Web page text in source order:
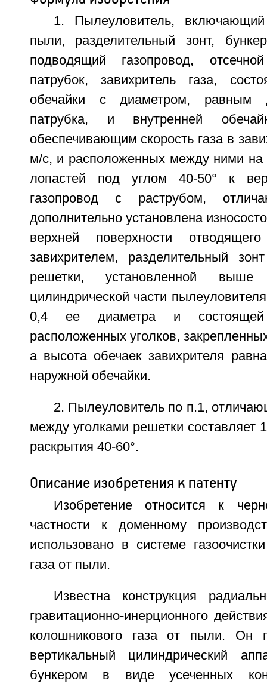
1. Пылеуловитель,
пыли, разделительный зонт,
подводящий газопровод,
патрубок, завихритель газа,
обечайки с диаметром, равным
патрубка, и внутренней
обеспечивающим скорость газа в
м/с, и расположенных между ними на
лопастей под углом 40-50° к
газопровод с раструбом,
дополнительно установлена
верхней поверхности
завихрителем, разделительный
решетки, установленной
цилиндрической части
0,4 ее диаметра и состоящей
расположенных уголков,
а высота обечаек завихрителя
наружной обечайки.
2. Пылеуловитель по п.1,
между уголками решетки составляет
раскрытия 40-60°.
Описание изобретения к патенту
Изобретение относится к
частности к доменному
использовано в системе
газа от пыли.
Известна конструкция
гравитационно-инерционного
колошникового газа от пыли. Он
вертикальный цилиндрический
бункером в виде усеченных